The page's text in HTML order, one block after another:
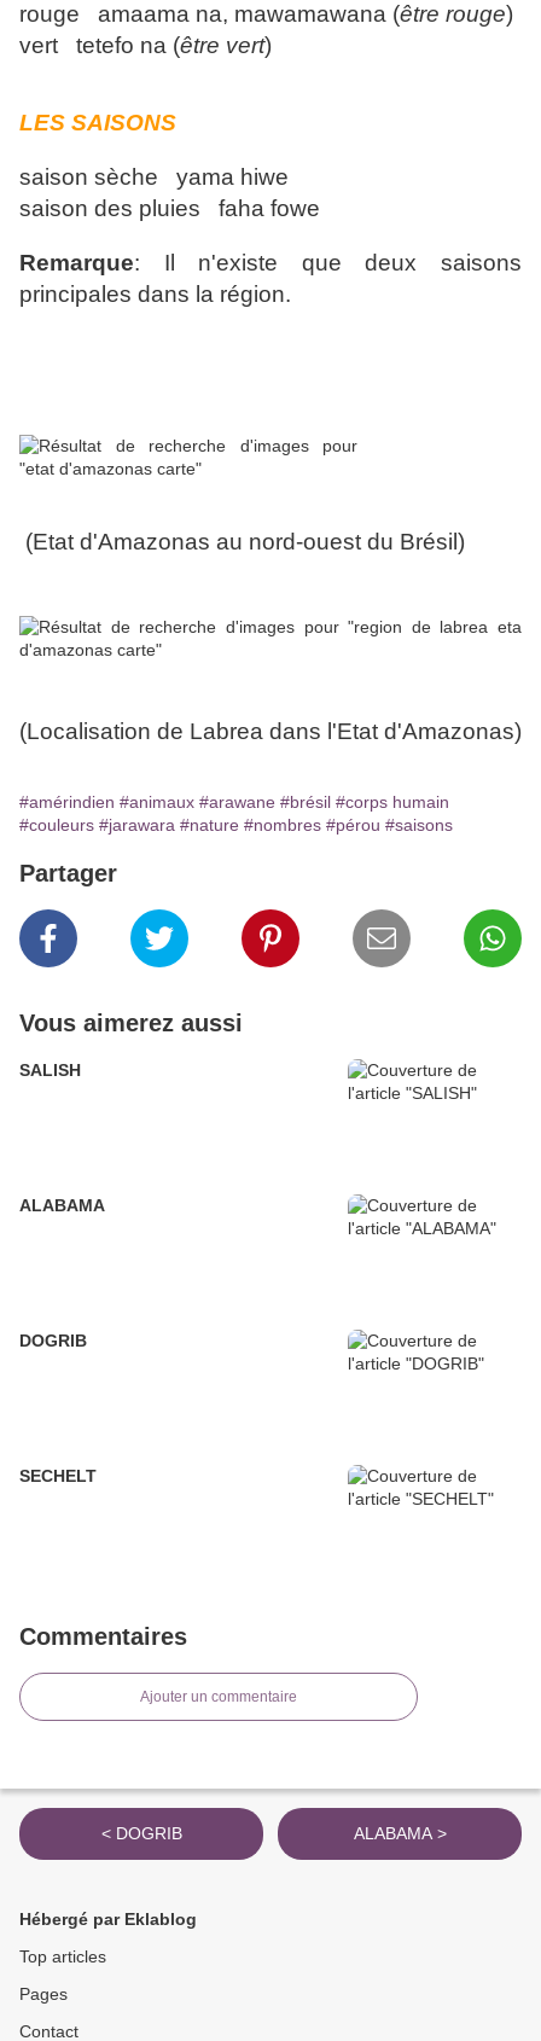
rouge amaama na, mawamawana (être rouge)
vert tetefo na (être vert)
LES SAISONS
saison sèche yama hiwe
saison des pluies faha fowe
Remarque: Il n'existe que deux saisons
principales dans la région.
(Etat d'Amazonas au nord-ouest du Brésil)
(Localisation de Labrea dans l'Etat d'Amazonas)
#amérindien #animaux #arawane #brésil #corps humain
#couleurs #jarawara #nature #nombres #pérou #saisons
Partager
Vous aimerez aussi
SALISH
ALABAMA
DOGRIB
SECHELT
Commentaires
Ajouter un commentaire
< DOGRIB ALABAMA >
Hébergé par Eklablog
Top articles
Pages
Contact